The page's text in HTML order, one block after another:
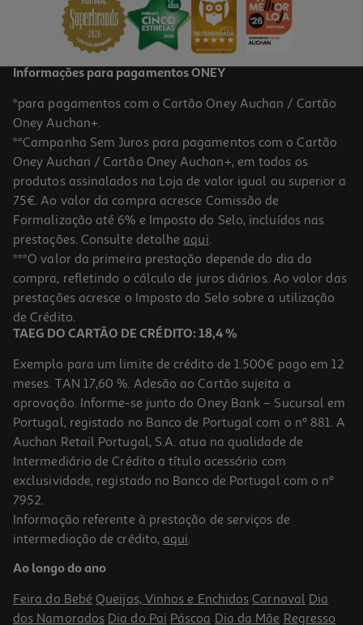
Bandolete Cosmia Kids 4un
0.82 €/un
3,29 €
Mini Mola Cosmia Cabelo Em Garfo 6un
0.43 €/un
2,60 €
Informações para pagamentos ONEY
*para pagamentos com o Cartão Oney Auchan / Cartão
Oney Auchan+.
**Campanha Sem Juros para pagamentos com o Cartão
Oney Auchan / Cartão Oney Auchan+, em todos os
produtos assinalados na Loja de valor igual ou superior a
75€. Ao valor da compra acresce Comissão de
Formalização até 6% e Imposto do Selo, incluídos nas
prestações. Consulte detalhe aqui.
***O valor da primeira prestação depende do dia da
compra, refletindo o cálculo de juros diários. Ao valor das
prestações acresce o Imposto do Selo sobre a utilização
de Crédito.
TAEG DO CARTÃO DE CRÉDITO: 18,4 %
Exemplo para um limite de crédito de 1.500€ pago em 12
meses. TAN 17,60 %. Adesão ao Cartão sujeita a
aprovação. Informe-se junto do Oney Bank – Sucursal em
Portugal, registado no Banco de Portugal com o nº 881. A
Auchan Retail Portugal, S.A. atua na qualidade de
Intermediário de Crédito a título acessório com
exclusividade, registado no Banco de Portugal com o nº
7952.
Informação referente à prestação de serviços de
intermediação de crédito, aqui.
Ao longo do ano
Feira do Bebé Queijos, Vinhos e Enchidos Carnaval Dia
dos Namorados Dia do Pai Páscoa Dia da Mãe Regresso